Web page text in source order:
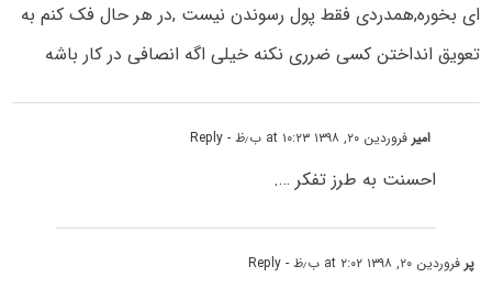
ای بخوره,همدردی فقط پول رسوندن نیست ,در هر حال فک کنم به
تعویق انداختن کسی ضرری نکنه خیلی اگه انصافی در کار باشه
امیرفروردین ۲۰, ۱۳۹۸ at ۱۰:۲۳ ب٫ظ - Reply
احسنت به طرز تفکر ….
پرفروردین ۲۰, ۱۳۹۸ at ۲:۰۲ ب٫ظ - Reply